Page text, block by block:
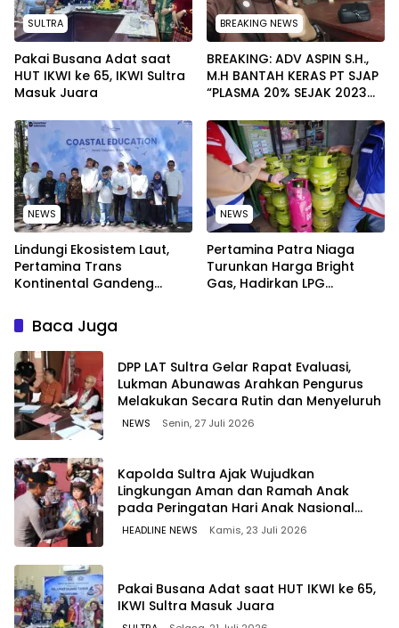
SULTRA
Pakai Busana Adat saat
HUT IKWI ke 65, IKWI Sultra
Masuk Juara
BREAKING NEWS
BREAKING: ADV ASPIN S.H.,
M.H BANTAH KERAS PT SJAP
“PLASMA 20% SEJAK 2023
WARGA WAWOONE!
NEWS
Lindungi Ekosistem Laut,
Pertamina Trans
Kontinental Gandeng
Kebersihan Pantai di
Bitung, Sulawesi
NEWS
Pertamina Patra Niaga
Turunkan Harga Bright
Gas, Hadirkan LPG
Baca Juga
‎DPP LAT Sultra Gelar Rapat Evaluasi,
Lukman Abunawas Arahkan Pengurus
Melakukan Secara Rutin dan Menyeluruh
NEWS Senin, 27 Juli 2026
Kapolda Sultra Ajak Wujudkan
Lingkungan Aman dan Ramah Anak
pada Peringatan Hari Anak Nasional
2026
HEADLINE NEWS Kamis, 23 Juli 2026
Pakai Busana Adat saat HUT IKWI ke 65,
IKWI Sultra Masuk Juara